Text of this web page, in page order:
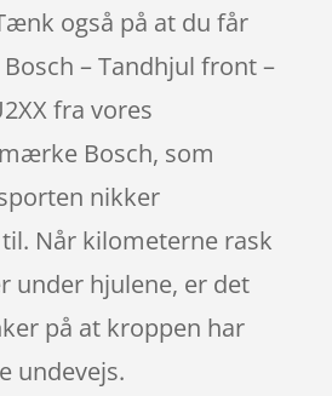
også på at du får
– Tandhjul front –
fra vores
Bosch, som
nikker
Når kilometerne rask
under hjulene, er det
på at kroppen har
undevejs.